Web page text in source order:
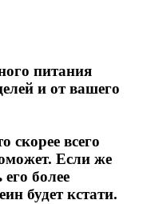
питания
и от вашего
скорее всего
Если же
более
будет кстати.